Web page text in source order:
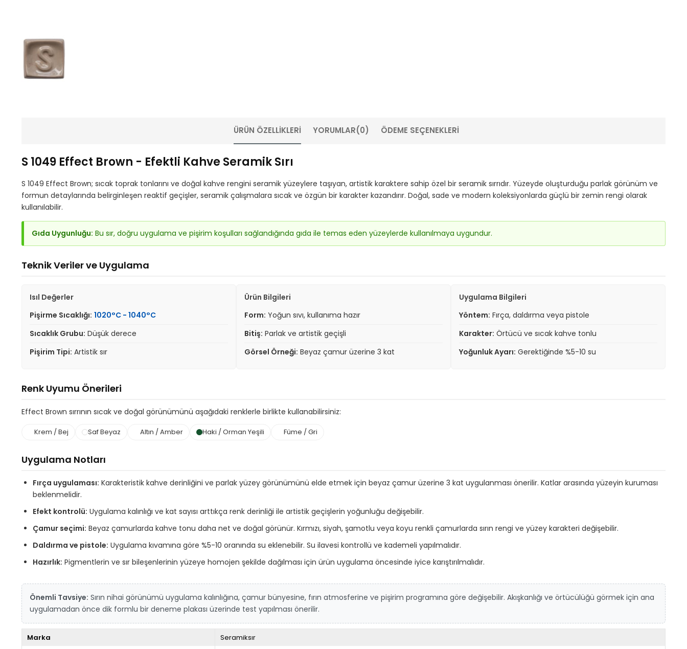
ÜRÜN ÖZELLIKLERI YORUMLAR(0) ÖDEME SEÇENEKLERI
S 1049 Effect Brown - Efektli Kahve Seramik Sırı
S 1049 Effect Brown; sıcak toprak tonlarını ve doğal kahve rengini seramik yüzeylere taşıyan, artistik karaktere sahip özel bir seramik sırrıdır. Yüzeyde oluşturduğu parlak görünüm ve
formun detaylarında belirginleşen reaktif geçişler, seramik çalışmalara sıcak ve özgün bir karakter kazandırır. Doğal, sade ve modern koleksiyonlarda güçlü bir zemin rengi olarak
kullanılabilir.
Gıda Uygunluğu: Bu sır, doğru uygulama ve pişirim koşulları sağlandığında gıda ile temas eden yüzeylerde kullanılmaya uygundur.
Teknik Veriler ve Uygulama
Isıl Değerler
Pişirme Sıcaklığı: 1020°C - 1040°C
Sıcaklık Grubu: Düşük derece
Pişirim Tipi: Artistik sır
Ürün Bilgileri
Form: Yoğun sıvı, kullanıma hazır
Bitiş: Parlak ve artistik geçişli
Görsel Örneği: Beyaz çamur üzerine 3 kat
Uygulama Bilgileri
Yöntem: Fırça, daldırma veya pistole
Karakter: Örtücü ve sıcak kahve tonlu
Yoğunluk Ayarı: Gerektiğinde %5-10 su
Renk Uyumu Önerileri
Effect Brown sırrının sıcak ve doğal görünümünü aşağıdaki renklerle birlikte kullanabilirsiniz:
Krem / Bej Saf Beyaz Altın / Amber Haki / Orman Yeşili Füme / Gri
Uygulama Notları
Fırça uygulaması: Karakteristik kahve derinliğini ve parlak yüzey görünümünü elde etmek için beyaz çamur üzerine 3 kat uygulanması önerilir. Katlar arasında yüzeyin kuruması
beklenmelidir.
Efekt kontrolü: Uygulama kalınlığı ve kat sayısı arttıkça renk derinliği ile artistik geçişlerin yoğunluğu değişebilir.
Çamur seçimi: Beyaz çamurlarda kahve tonu daha net ve doğal görünür. Kırmızı, siyah, şamotlu veya koyu renkli çamurlarda sırın rengi ve yüzey karakteri değişebilir.
Daldırma ve pistole: Uygulama kıvamına göre %5-10 oranında su eklenebilir. Su ilavesi kontrollü ve kademeli yapılmalıdır.
Hazırlık: Pigmentlerin ve sır bileşenlerinin yüzeye homojen şekilde dağılması için ürün uygulama öncesinde iyice karıştırılmalıdır.
Önemli Tavsiye: Sırın nihai görünümü uygulama kalınlığına, çamur bünyesine, fırın atmosferine ve pişirim programına göre değişebilir. Akışkanlığı ve örtücülüğü görmek için ana
uygulamadan önce dik formlu bir deneme plakası üzerinde test yapılması önerilir.
Marka
Seramiksır